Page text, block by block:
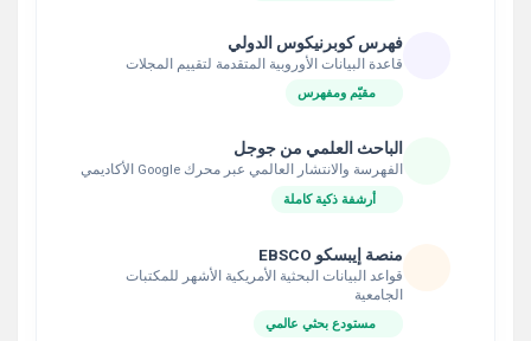
فهرس كوبرنيكوس الدولي
قاعدة البيانات الأوروبية المتقدمة لتقييم المجلات
مقيّم ومفهرس
الباحث العلمي من جوجل
الفهرسة والانتشار العالمي عبر محرك Google الأكاديمي
أرشفة ذكية كاملة
منصة إيبسكو EBSCO
قواعد البيانات البحثية الأمريكية الأشهر للمكتبات
الجامعية
مستودع بحثي عالمي